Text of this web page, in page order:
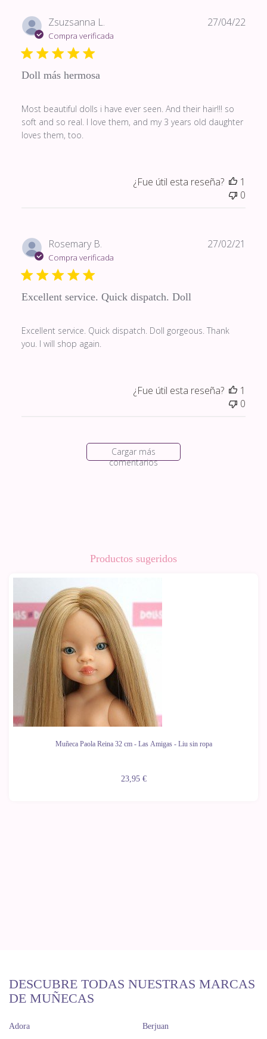
Zsuzsanna L.
Compra verificada
Doll más hermosa
Most beautiful dolls i have ever seen. And their hair!!! so
soft and so real. I love them, and my 3 years old daughter
loves them, too.
27/04/22
¿Fue útil esta reseña?
1
0
Rosemary B.
Compra verificada
Excellent service. Quick dispatch. Doll
Excellent service. Quick dispatch. Doll gorgeous. Thank
you. I will shop again.
27/02/21
¿Fue útil esta reseña?
1
0
Cargar más
comentarios
Productos sugeridos
Muñeca Paola Reina 32 cm - Las Amigas - Liu sin ropa
23,95 €
DESCUBRE TODAS NUESTRAS MARCAS
DE MUÑECAS
Adora
Berjuan